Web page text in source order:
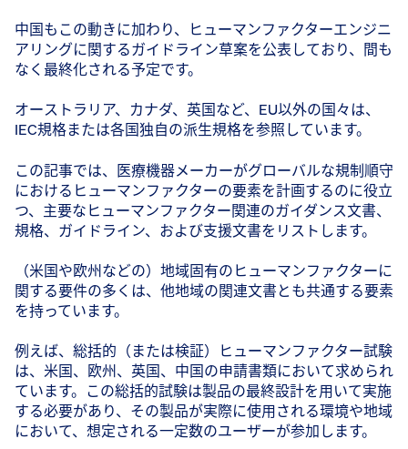
中国もこの動きに加わり、ヒューマンファクターエンジニ
アリングに関するガイドライン草案を公表しており、間も
なく最終化される予定です。
オーストラリア、カナダ、英国など、EU以外の国々は、
IEC規格または各国独自の派生規格を参照しています。
この記事では、医療機器メーカーがグローバルな規制順守
におけるヒューマンファクターの要素を計画するのに役立
つ、主要なヒューマンファクター関連のガイダンス文書、
規格、ガイドライン、および支援文書をリストします。
（米国や欧州などの）地域固有のヒューマンファクターに
関する要件の多くは、他地域の関連文書とも共通する要素
を持っています。
例えば、総括的（または検証）ヒューマンファクター試験
は、米国、欧州、英国、中国の申請書類において求められ
ています。この総括的試験は製品の最終設計を用いて実施
する必要があり、その製品が実際に使用される環境や地域
において、想定される一定数のユーザーが参加します。